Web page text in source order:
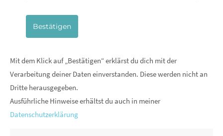
Bestätigen
Mit dem Klick auf „Bestätigen“ erklärst du dich mit der
Verarbeitung deiner Daten einverstanden. Diese werden nicht an
Dritte herausgegeben.
Ausführliche Hinweise erhältst du auch in meiner
Datenschutzerklärung